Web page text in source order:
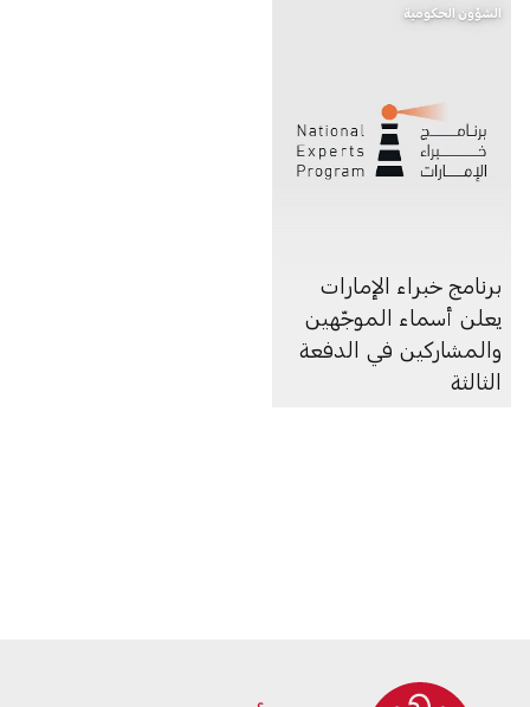
الشؤون الحكومية
برنامج خبراء الإمارات
يعلن أسماء الموجّهين
والمشاركين في الدفعة
الثالثة